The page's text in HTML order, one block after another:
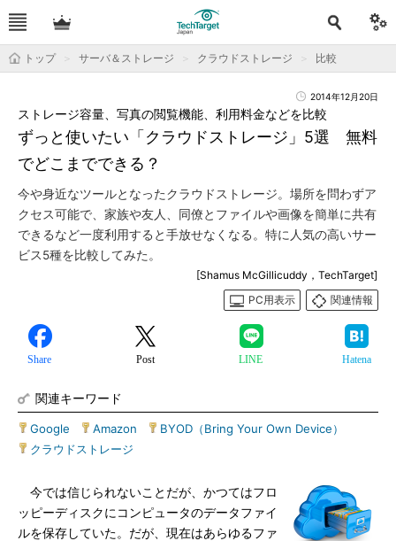
トップ サーバ＆ストレージ クラウドストレージ 比較
2014年12月20日
ずっと使いたい「クラウドストレージ」5選 無料
でどこまでできる？
ストレージ容量、写真の閲覧機能、利用料金などを比較
今や身近なツールとなったクラウドストレージ。場所を問わずア
クセス可能で、家族や友人、同僚とファイルや画像を簡単に共有
できるなど一度利用すると手放せなくなる。特に人気の高いサー
ビス5種を比較してみた。
[Shamus McGillicuddy，TechTarget]
PC用表示
関連情報
Share Post LINE Hatena
関連キーワード
Google Amazon BYOD（Bring Your Own Device）
クラウドストレージ
今では信じられないことだが、かつてはフロ
ッピーディスクにコンピュータのデータファイ
ルを保存していた。だが、現在はあらゆるファ